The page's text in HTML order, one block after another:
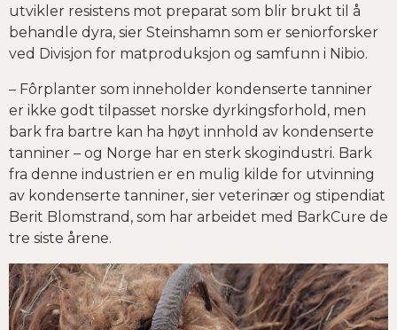
utvikler resistens mot preparat som blir brukt til å
behandle dyra, sier Steinshamn som er seniorforsker
ved Divisjon for matproduksjon og samfunn i Nibio.
– Fôrplanter som inneholder kondenserte tanniner
er ikke godt tilpasset norske dyrkingsforhold, men
bark fra bartre kan ha høyt innhold av kondenserte
tanniner – og Norge har en sterk skogindustri. Bark
fra denne industrien er en mulig kilde for utvinning
av kondenserte tanniner, sier veterinær og stipendiat
Berit Blomstrand, som har arbeidet med BarkCure de
tre siste årene.